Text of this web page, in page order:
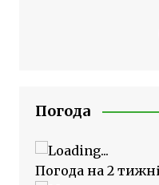
Погода
Погода на 2